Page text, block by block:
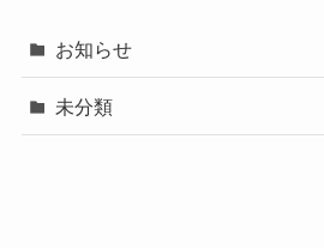
お知らせ
未分類